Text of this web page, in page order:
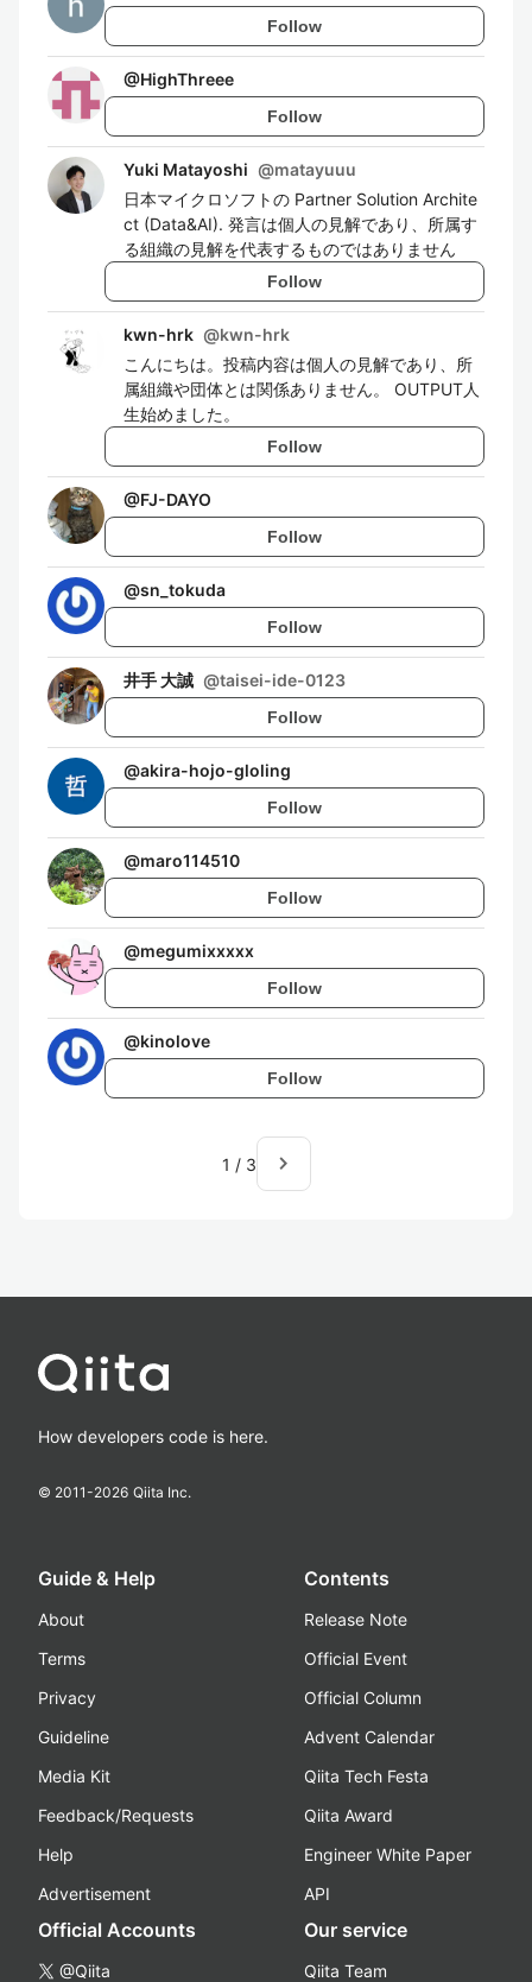
Follow
@HighThreee
Follow
Yuki Matayoshi @matayuuu
日本マイクロソフトの Partner Solution Archite
ct (Data&AI). 発言は個人の見解であり、所属す
る組織の見解を代表するものではありません
Follow
kwn-hrk @kwn-hrk
こんにちは。投稿内容は個人の見解であり、所
属組織や団体とは関係ありません。 OUTPUT人
生始めました。
Follow
@FJ-DAYO
Follow
@sn_tokuda
Follow
井手 大誠 @taisei-ide-0123
Follow
@akira-hojo-gloling
Follow
@maro114510
Follow
@megumixxxxx
Follow
@kinolove
Follow
1 / 3 navigate_next
How developers code is here.
© 2011-2026 Qiita Inc.
Guide & Help
About
Terms
Privacy
Guideline
Media Kit
Feedback/Requests
Help
Advertisement
Contents
Release Note
Official Event
Official Column
Advent Calendar
Qiita Tech Festa
Qiita Award
Engineer White Paper
API
Official Accounts
@Qiita
Our service
Qiita Team